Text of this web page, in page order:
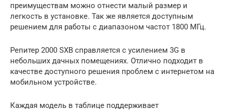
преимуществам можно отнести малый размер и
легкость в установке. Так же является доступным
решением для работы с диапазоном частот 1800 МГц.
Репитер 2000 SXB справляется с усилением 3G в
небольших дачных помещениях. Отлично подходит в
качестве доступного решения проблем с интернетом на
мобильном устройстве.
Каждая модель в таблице поддерживает